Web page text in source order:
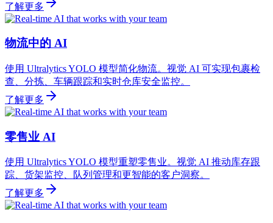
了解更多
物流中的 AI
使用 Ultralytics YOLO 模型简化物流。视觉 AI 可实现包裹检
查、分拣、车辆跟踪和实时仓库安全监控。
了解更多
零售业 AI
使用 Ultralytics YOLO 模型重塑零售业。视觉 AI 推动库存跟
踪、货架监控、队列管理和更智能的客户洞察。
了解更多